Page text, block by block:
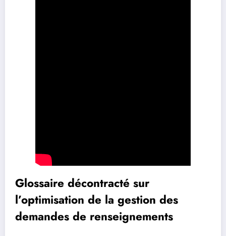
Glossaire décontracté sur
l’optimisation de la gestion des
demandes de renseignements